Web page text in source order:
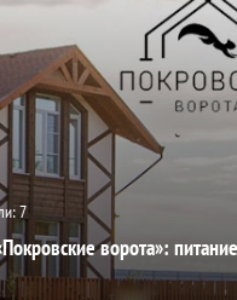
7
ворота»: